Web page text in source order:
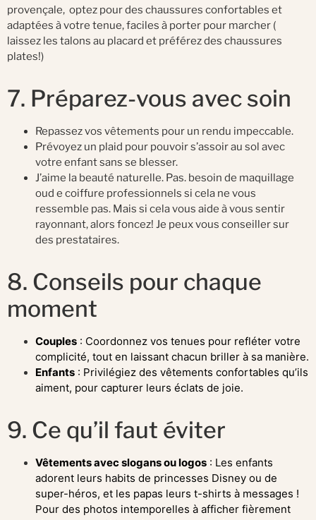
provençale, optez pour des chaussures confortables et
adaptées à votre tenue, faciles à porter pour marcher (
laissez les talons au placard et préférez des chaussures
plates!)
7. Préparez-vous avec soin
Repassez vos vêtements pour un rendu impeccable.
Prévoyez un plaid pour pouvoir s’assoir au sol avec
votre enfant sans se blesser.
J’aime la beauté naturelle. Pas. besoin de maquillage
oud e coiffure professionnels si cela ne vous
ressemble pas. Mais si cela vous aide à vous sentir
rayonnant, alors foncez! Je peux vous conseiller sur
des prestataires.
8. Conseils pour chaque
moment
Couples : Coordonnez vos tenues pour refléter votre
complicité, tout en laissant chacun briller à sa manière.
Enfants : Privilégiez des vêtements confortables qu’ils
aiment, pour capturer leurs éclats de joie.
9. Ce qu’il faut éviter
Vêtements avec slogans ou logos : Les enfants
adorent leurs habits de princesses Disney ou de
super-héros, et les papas leurs t-shirts à messages !
Pour des photos intemporelles à afficher fièrement